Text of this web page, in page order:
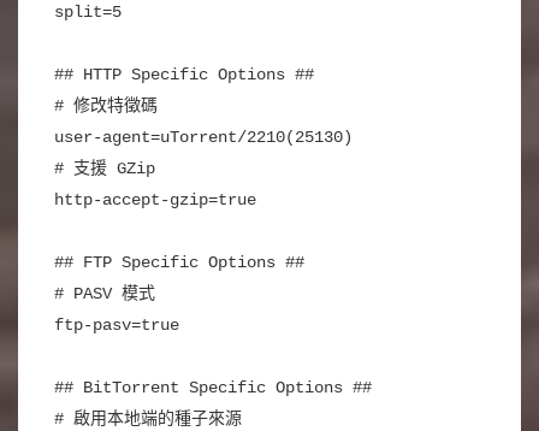
split=5
## HTTP Specific Options ##
# 修改特徵碼
user-agent=uTorrent/2210(25130)
# 支援 GZip
http-accept-gzip=true
## FTP Specific Options ##
# PASV 模式
ftp-pasv=true
## BitTorrent Specific Options ##
# 啟用本地端的種子來源